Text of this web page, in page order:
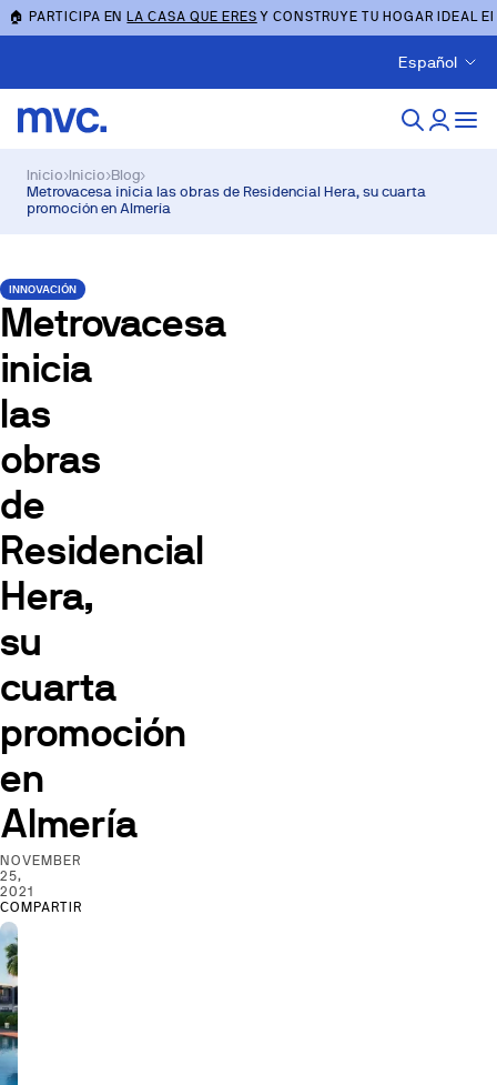
🏠 PARTICIPA ENLA CASA QUE ERES Y CONSTRUYE TU HOGAR IDEAL
Español
Inicio›Inicio›Blog›
Metrovacesa inicia las obras de Residencial Hera, su cuarta
promoción en Almería
INNOVACIÓN
Metrovacesa
inicia
las
obras
de
Residencial
Hera,
su
cuarta
promoción
en
Almería
NOVEMBER
25,
2021
COMPARTIR